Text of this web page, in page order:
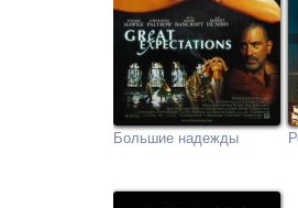
Большие надежды